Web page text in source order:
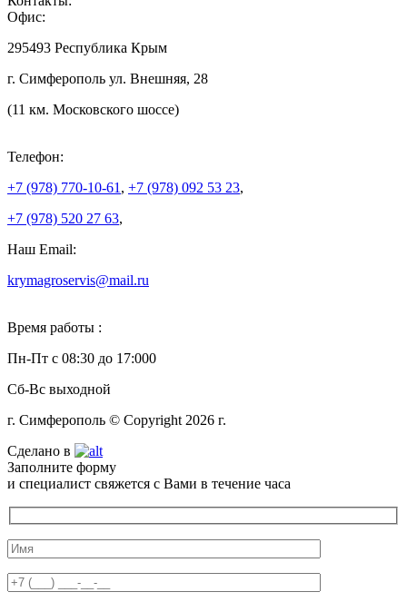
Офис:
295493 Республика Крым
г. Симферополь ул. Внешняя, 28
(11 км. Московского шоссе)
Телефон:
+7 (978) 770-10-61 , +7 (978) 092 53 23,
+7 (978) 520 27 63,
Наш Email:
krymagroservis@mail.ru
Время работы :
Пн-Пт с 08:30 до 17:000
Сб-Вс выходной
г. Симферополь © Copyright 2026 г.
Сделано в
Заполните форму
и специалист свяжется с Вами в течение часа